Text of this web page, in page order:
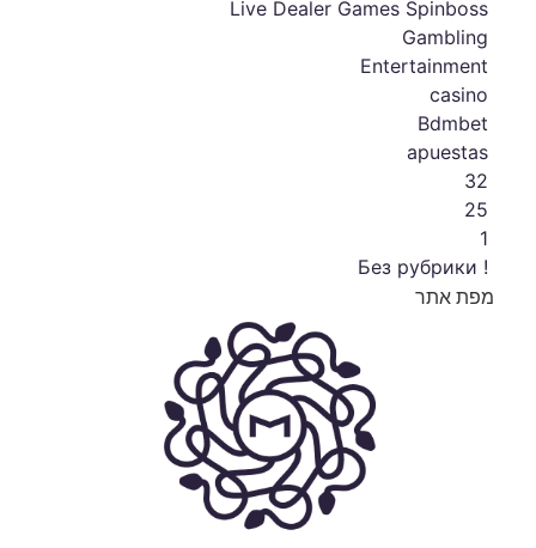
Live Dealer Games Spinboss
Gambling
Entertainment
casino
Bdmbet
apuestas
32
25
1
! Без рубрики
מפת אתר